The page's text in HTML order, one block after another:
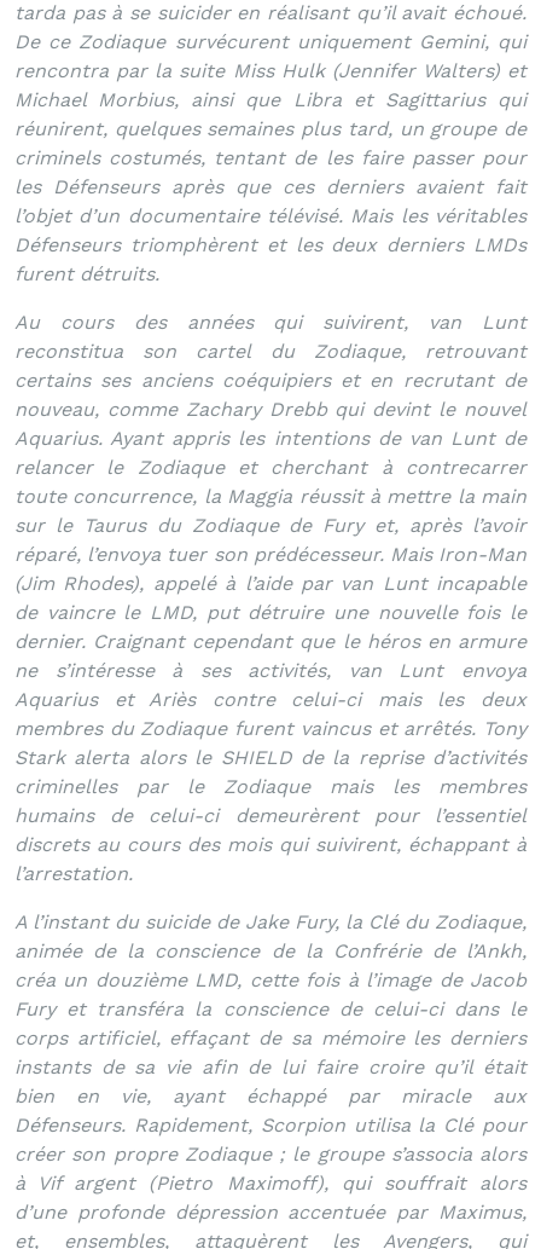
tarda pas à se suicider en réalisant qu’il avait échoué.
De ce Zodiaque survécurent uniquement Gemini, qui
rencontra par la suite Miss Hulk (Jennifer Walters) et
Michael Morbius, ainsi que Libra et Sagittarius qui
réunirent, quelques semaines plus tard, un groupe de
criminels costumés, tentant de les faire passer pour
les Défenseurs après que ces derniers avaient fait
l’objet d’un documentaire télévisé. Mais les véritables
Défenseurs triomphèrent et les deux derniers LMDs
furent détruits.
Au cours des années qui suivirent, van Lunt
reconstitua son cartel du Zodiaque, retrouvant
certains ses anciens coéquipiers et en recrutant de
nouveau, comme Zachary Drebb qui devint le nouvel
Aquarius. Ayant appris les intentions de van Lunt de
relancer le Zodiaque et cherchant à contrecarrer
toute concurrence, la Maggia réussit à mettre la main
sur le Taurus du Zodiaque de Fury et, après l’avoir
réparé, l’envoya tuer son prédécesseur. Mais Iron-Man
(Jim Rhodes), appelé à l’aide par van Lunt incapable
de vaincre le LMD, put détruire une nouvelle fois le
dernier. Craignant cependant que le héros en armure
ne s’intéresse à ses activités, van Lunt envoya
Aquarius et Ariès contre celui-ci mais les deux
membres du Zodiaque furent vaincus et arrêtés. Tony
Stark alerta alors le SHIELD de la reprise d’activités
criminelles par le Zodiaque mais les membres
humains de celui-ci demeurèrent pour l’essentiel
discrets au cours des mois qui suivirent, échappant à
l’arrestation.
A l’instant du suicide de Jake Fury, la Clé du Zodiaque,
animée de la conscience de la Confrérie de l’Ankh,
créa un douzième LMD, cette fois à l’image de Jacob
Fury et transféra la conscience de celui-ci dans le
corps artificiel, effaçant de sa mémoire les derniers
instants de sa vie afin de lui faire croire qu’il était
bien en vie, ayant échappé par miracle aux
Défenseurs. Rapidement, Scorpion utilisa la Clé pour
créer son propre Zodiaque ; le groupe s’associa alors
à Vif argent (Pietro Maximoff), qui souffrait alors
d’une profonde dépression accentuée par Maximus,
et, ensembles, attaquèrent les Avengers, qui